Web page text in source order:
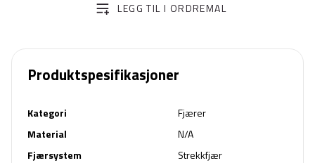
LEGG TIL I ORDREMAL
Produktspesifikasjoner
Kategori
Fjærer
Material
N/A
Fjærsystem
Strekkfjær